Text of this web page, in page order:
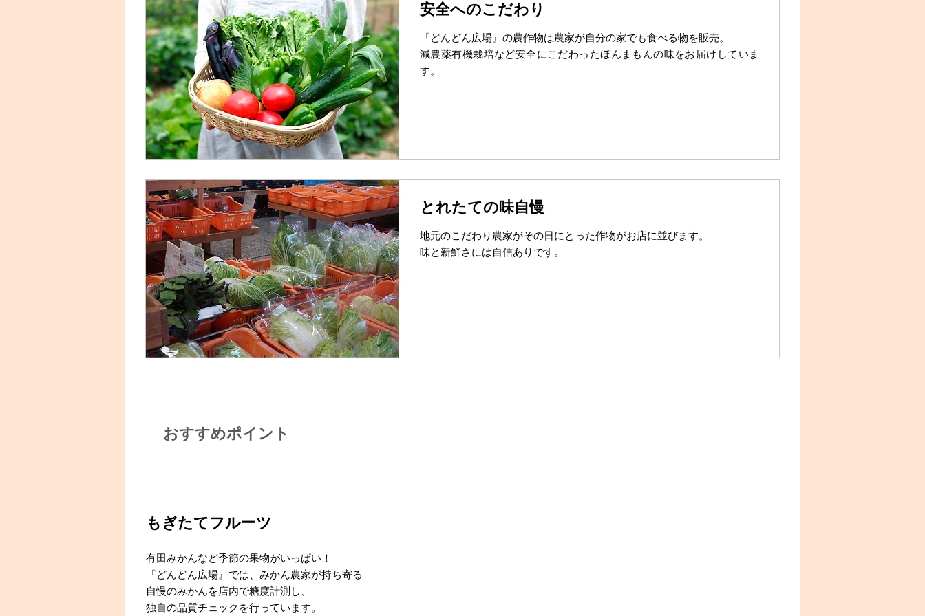
安全へのこだわり
『どんどん広場』の農作物は農家が自分の家でも食べる物を販売。
減農薬有機栽培など安全にこだわったほんまもんの味をお届けしていま
す。
とれたての味自慢
地元のこだわり農家がその日にとった作物がお店に並びます。
味と新鮮さには自信ありです。
おすすめポイント
もぎたてフルーツ
有田みかんなど季節の果物がいっぱい！
『どんどん広場』では、みかん農家が持ち寄る
自慢のみかんを店内で糖度計測し、
独自の品質チェックを行っています。